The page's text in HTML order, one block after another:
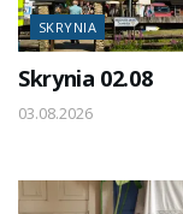
SKRYNIA
Skrynia 02.08
03.08.2026